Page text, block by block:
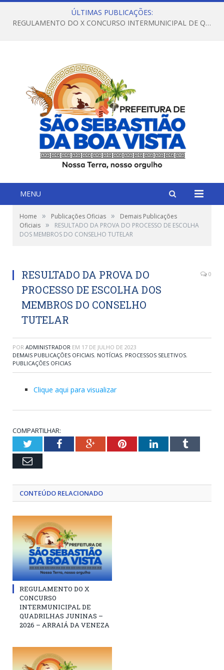
ÚLTIMAS PUBLICAÇÕES:
REGULAMENTO DO X CONCURSO INTERMUNICIPAL DE QUADRILHAS JUNINAS – 2026 – ARRAIÁ DA VENEZA
MENU
Home » Publicações Oficias »
Demais Publicações
Oficiais »
RESULTADO DA PROVA DO PROCESSO DE ESCOLHA
DOS MEMBROS DO CONSELHO TUTELAR
RESULTADO DA PROVA DO
PROCESSO DE ESCOLHA DOS
MEMBROS DO CONSELHO
TUTELAR
0
POR ADMINISTRADOR EM 17 DE JULHO DE 2023
DEMAIS PUBLICAÇÕES OFICIAIS, NOTÍCIAS, PROCESSOS SELETIVOS,
PUBLICAÇÕES OFICIAS
Clique aqui para visualizar
COMPARTILHAR:
TwitterFacebookGoogle+PinterestLinkedInTumblr
Email
CONTEÚDO RELACIONADO
REGULAMENTO DO X
CONCURSO
INTERMUNICIPAL DE
QUADRILHAS JUNINAS –
2026 – ARRAIÁ DA VENEZA